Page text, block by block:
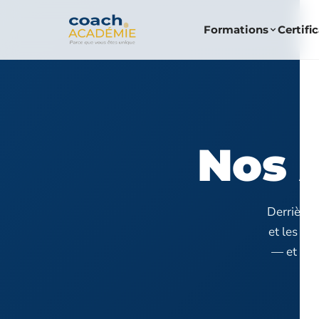
Formations
Nos
Derrière
et les
— et ce